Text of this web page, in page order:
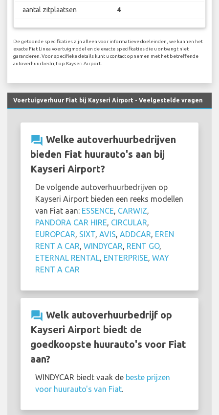
aantal zitplaatsen 4
De getoonde specificaties zijn alleen voor informatieve doeleinden, we kunnen het
exacte Fiat Linea voertuigmodel en de exacte specificaties die u ontvangt niet
garanderen. Voor specifieke details kunt u contact opnemen met het betreffende
autoverhuurbedrijf op Kayseri Airport.
Voertuigverhuur Fiat bij Kayseri Airport - Veelgestelde vragen
question_answer Welke autoverhuurbedrijven
bieden Fiat huurauto's aan bij
Kayseri Airport?
De volgende autoverhuurbedrijven op
Kayseri Airport bieden een reeks modellen
van Fiat aan: ESSENCE, CARWIZ,
PANDORA CAR HIRE, CIRCULAR,
EUROPCAR, SIXT, AVIS, ADDCAR, EREN
RENT A CAR, WINDYCAR, RENT GO,
ETERNAL RENTAL, ENTERPRISE, WAY
RENT A CAR
question_answer Welk autoverhuurbedrijf op
Kayseri Airport biedt de
goedkoopste huurauto's voor Fiat
aan?
WINDYCAR biedt vaak de beste prijzen
voor huurauto's van Fiat.